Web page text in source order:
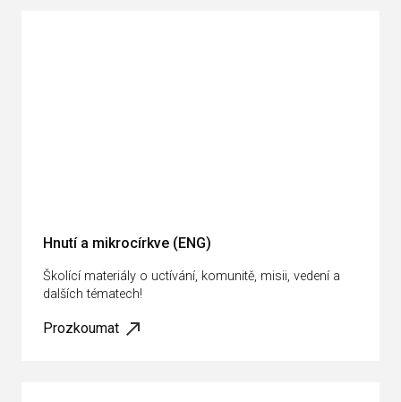
Hnutí a mikrocírkve (ENG)
Školící materiály o uctívání, komunitě, misii, vedení a
dalších tématech!
Prozkoumat